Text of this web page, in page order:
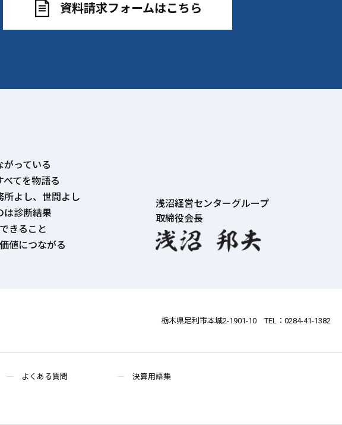
資料請求フォームはこちら
っている
てを物語る
よし、世間よし
は診断結果
きること
値につながる
浅沼経営センターグループ
取締役会長
栃木県足利市本城2-1901-10 TEL：0284-41-1382
よくある質問 決算用語集